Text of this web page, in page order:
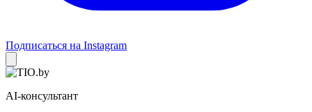
Подписаться на Instagram
AI-консультант